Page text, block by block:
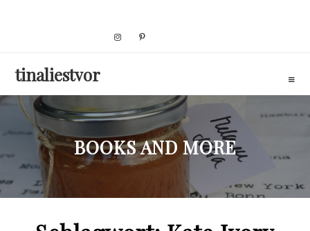
tinaliestvor
BOOKS AND MORE